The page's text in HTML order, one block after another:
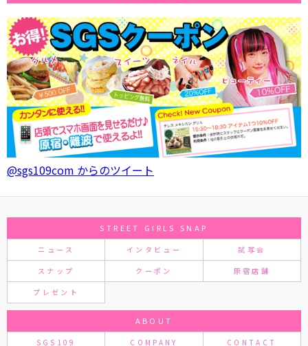
@sgs109com からのツイート
STREET GIRLS SNAP
ニュース インタビュー 試写会
スナップ クーポン 原宿店舗
プレゼント
ABOUT
SGS109 COMPANY CONTACT